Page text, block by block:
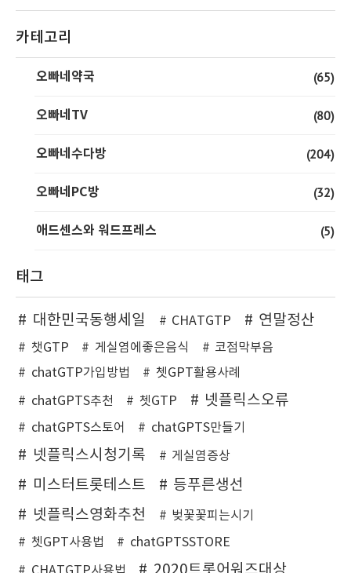
카테고리
오빠네약국 (65)
오빠네TV (80)
오빠네수다방 (204)
오빠네PC방 (32)
애드센스와 워드프레스 (5)
태그
대한민국동행세일 CHATGTP 연말정산
챗GTP 게실염에좋은음식
코점막부음
chatGTP가입방법
쳇GPT활용사례
chatGPTS추천
쳇GTP 넷플릭스오류
chatGPTS스토어 chatGPTS만들기
넷플릭스시청기록 게실염증상
미스터트롯테스트
등푸른생선
넷플릭스영화추천
벚꽃꽃피는시기
쳇GPT사용법
chatGPTSSTORE